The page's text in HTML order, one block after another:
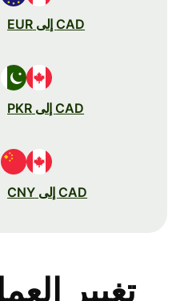
CAD إلى EUR
CAD إلى PKR
CAD إلى CNY
تغيير